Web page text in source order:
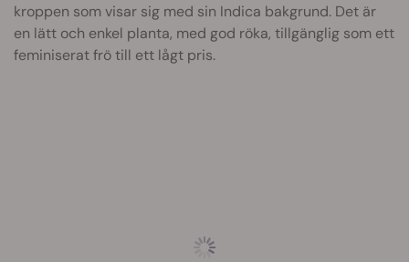
kroppen som visar sig med sin Indica bakgrund. Det är
en lätt och enkel planta, med god röka, tillgänglig som ett
feminiserat frö till ett lågt pris.